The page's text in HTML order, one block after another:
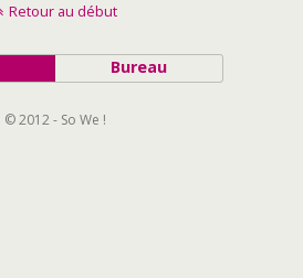
Retour au début
Bureau
© 2012 - So We !